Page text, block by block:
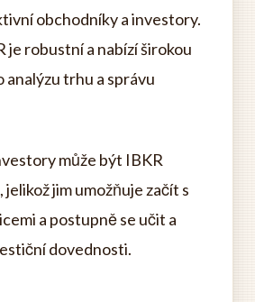
obchodníky a investory.
je robustní a nabízí širokou
analýzu trhu a správu
může být IBKR
jim umožňuje začít s
a postupně se učit a
dovednosti.